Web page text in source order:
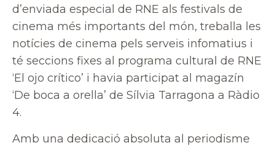
d’enviada especial de RNE als festivals de
cinema més importants del món, treballa les
notícies de cinema pels serveis infomatius i
té seccions fixes al programa cultural de RNE
‘El ojo crítico’ i havia participat al magazín
‘De boca a orella’ de Sílvia Tarragona a Ràdio
4.
Amb una dedicació absoluta al periodisme